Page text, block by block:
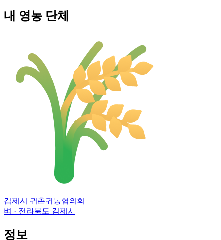
내 영농 단체
김제시 귀촌귀농협의회
벼 · 전라북도 김제시
정보